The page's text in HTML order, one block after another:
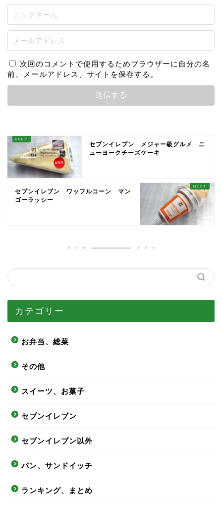
次回のコメントで使用するためブラウザーに自分の名
前、メールアドレス、サイトを保存する。
セブンイレブン メジャー級グルメ ニ
ューヨークチーズケーキ
セブンイレブン ワッフルコーン マン
ゴーラッシー
カテゴリー
お弁当、総菜
その他
スイーツ、お菓子
セブンイレブン
セブンイレブン以外
パン、サンドイッチ
ランキング、まとめ